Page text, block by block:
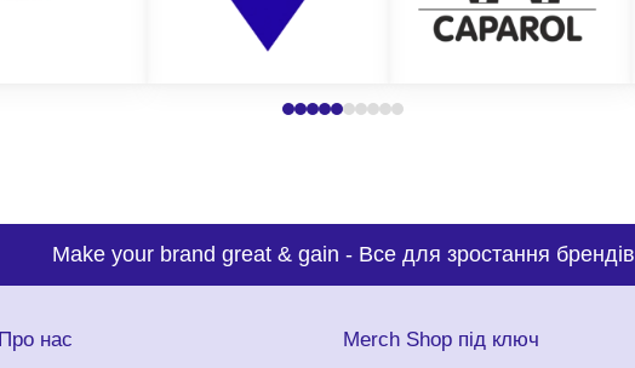
Make your brand great & gain -Все для зростання брендів
Про нас Merch Shop під ключ